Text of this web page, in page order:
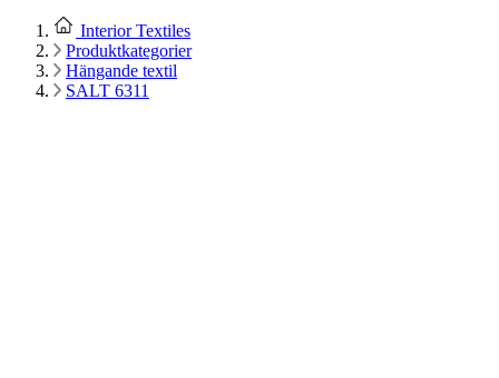
Interior Textiles
Produktkategorier
Hängande textil
SALT 6311